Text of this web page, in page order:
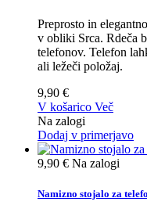
Preprosto in
v obliki Srca. Rdeča
telefonov. Telefon
ali ležeči položaj.
9,90 €
V košarico Več
Na zalogi
Dodaj v primerjavo
9,90 € Na zalogi
Namizno stojalo za